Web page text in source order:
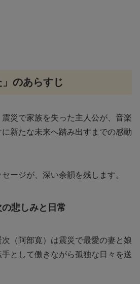
」のあらすじ
震災で家族を失った主人公が、音楽
新たな未来へ踏み出すまでの感動
ージが、深い余韻を残します。
悲しみと日常
（阿部寛）は震災で最愛の妻と娘
として働きながら孤独な日々を送